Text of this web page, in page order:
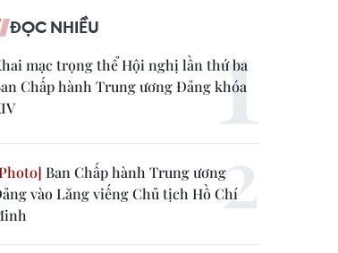
ĐỌC NHIỀU
mạc trọng thể Hội nghị lần thứ ba
Chấp hành Trung ương Đảng khóa
Ban Chấp hành Trung ương
vào Lăng viếng Chủ tịch Hồ Chí